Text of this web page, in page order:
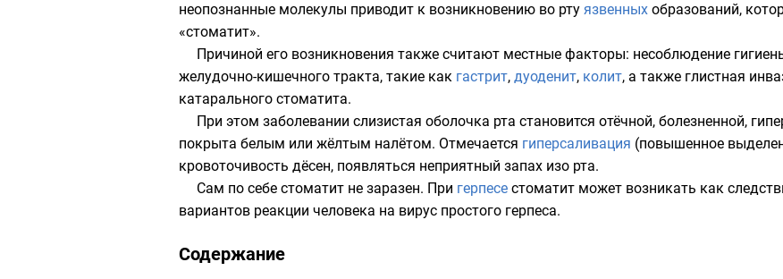
неопознанные молекулы приводит к возникновению во рту язвенных образований,
«стоматит».
Причиной его возникновения также считают местные факторы: несоблюдение
желудочно-кишечного тракта, такие как гастрит, дуоденит, колит, а также глистная
катарального стоматита.
При этом заболевании слизистая оболочка рта становится отёчной, болезненной,
покрыта белым или жёлтым налётом. Отмечается гиперсаливация (повышенное
кровоточивость дёсен, появляться неприятный запах изо рта.
Сам по себе стоматит не заразен. При герпесе стоматит может возникать как
вариантов реакции человека на вирус простого герпеса.
Содержание